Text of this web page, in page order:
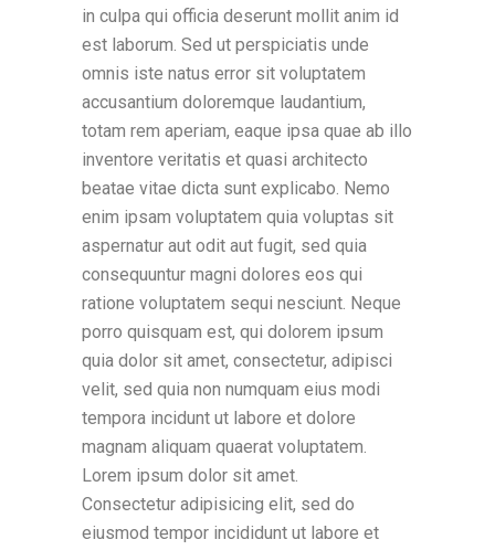
in culpa qui officia deserunt mollit anim id
est laborum. Sed ut perspiciatis unde
omnis iste natus error sit voluptatem
accusantium doloremque laudantium,
totam rem aperiam, eaque ipsa quae ab illo
inventore veritatis et quasi architecto
beatae vitae dicta sunt explicabo. Nemo
enim ipsam voluptatem quia voluptas sit
aspernatur aut odit aut fugit, sed quia
consequuntur magni dolores eos qui
ratione voluptatem sequi nesciunt. Neque
porro quisquam est, qui dolorem ipsum
quia dolor sit amet, consectetur, adipisci
velit, sed quia non numquam eius modi
tempora incidunt ut labore et dolore
magnam aliquam quaerat voluptatem.
Lorem ipsum dolor sit amet.
Consectetur adipisicing elit, sed do
eiusmod tempor incididunt ut labore et